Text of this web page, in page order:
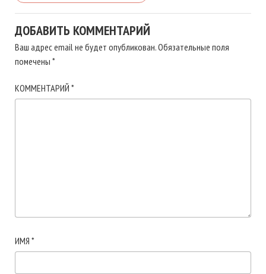
ДОБАВИТЬ КОММЕНТАРИЙ
Ваш адрес email не будет опубликован.Обязательные поля
помечены *
КОММЕНТАРИЙ *
ИМЯ *